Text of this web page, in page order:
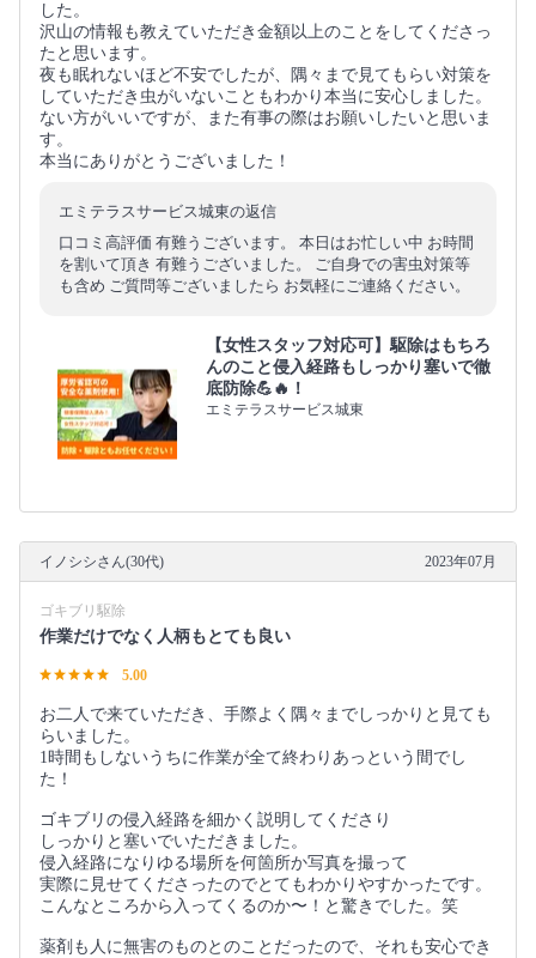
した。
沢山の情報も教えていただき金額以上のことをしてくださっ
たと思います。
夜も眠れないほど不安でしたが、隅々まで見てもらい対策を
していただき虫がいないこともわかり本当に安心しました。
ない方がいいですが、また有事の際はお願いしたいと思いま
す。
本当にありがとうございました！
エミテラスサービス城東の返信
口コミ高評価 有難うございます。 本日はお忙しい中 お時間
を割いて頂き 有難うございました。 ご自身での害虫対策等
も含め ご質問等ございましたら お気軽にご連絡ください。
【女性スタッフ対応可】駆除はもちろ
んのこと侵入経路もしっかり塞いで徹
底防除💪🔥！
エミテラスサービス城東
イノシシさん(30代) 2023年07月
ゴキブリ駆除
作業だけでなく人柄もとても良い
5.00
お二人で来ていただき、手際よく隅々までしっかりと見ても
らいました。
1時間もしないうちに作業が全て終わりあっという間でし
た！
ゴキブリの侵入経路を細かく説明してくださり
しっかりと塞いでいただきました。
侵入経路になりゆる場所を何箇所か写真を撮って
実際に見せてくださったのでとてもわかりやすかったです。
こんなところから入ってくるのか〜！と驚きでした。笑
薬剤も人に無害のものとのことだったので、それも安心でき